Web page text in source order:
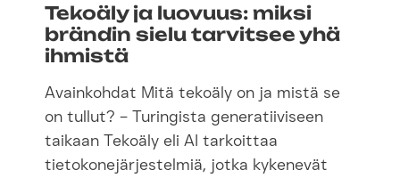
Tekoäly ja luovuus: miksi
brändin sielu tarvitsee yhä
ihmistä
Avainkohdat Mitä tekoäly on ja mistä se
on tullut? – Turingista generatiiviseen
taikaan Tekoäly eli AI tarkoittaa
tietokonejärjestelmiä, jotka kykenevät